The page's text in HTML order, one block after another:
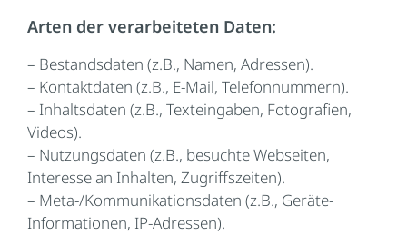
Arten der verarbeiteten Daten:
– Bestandsdaten (z.B., Namen, Adressen).
– Kontaktdaten (z.B., E-Mail, Telefonnummern).
– Inhaltsdaten (z.B., Texteingaben, Fotografien,
Videos).
– Nutzungsdaten (z.B., besuchte Webseiten,
Interesse an Inhalten, Zugriffszeiten).
– Meta-/Kommunikationsdaten (z.B., Geräte-
Informationen, IP-Adressen).